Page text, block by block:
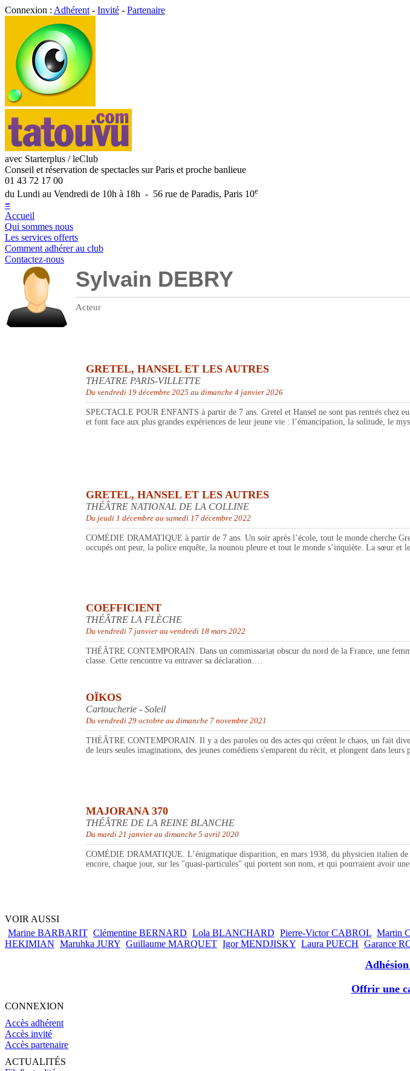
Connexion : Adhérent - Invité - Partenaire
avec Starterplus / leClub
Conseil et réservation de spectacles sur Paris et proche banlieue
01 43 72 17 00
du Lundi au Vendredi de 10h à 18h - 56 rue de Paradis, Paris 10e
≡
Accueil
Qui sommes nous
Les services offerts
Comment adhérer au club
Contactez-nous
Sylvain DEBRY
Acteur
GRETEL, HANSEL ET LES AUTRES
THEATRE PARIS-VILLETTE
Du vendredi 19 décembre 2025 au dimanche 4 janvier 2026
SPECTACLE POUR ENFANTS à partir de 7 ans. Gretel et Hansel ne sont pas rentrés
et font face aux plus grandes expériences de leur jeune vie : l’émancipation, la solitude, le
GRETEL, HANSEL ET LES AUTRES
THÉÂTRE NATIONAL DE LA COLLINE
Du jeudi 1 décembre au samedi 17 décembre 2022
COMÉDIE DRAMATIQUE à partir de 7 ans. Un soir après l’école, tout le monde cherche
occupés ont peur, la police enquête, la nounou pleure et tout le monde s’inquiète. La sœur
COEFFICIENT
THÉÂTRE LA FLÈCHE
Du vendredi 7 janvier au vendredi 18 mars 2022
THÉÂTRE CONTEMPORAIN. Dans un commissariat obscur du nord de la France, une
classe. Cette rencontre va entraver sa déclaration….
OÏKOS
Cartoucherie - Soleil
Du vendredi 29 octobre au dimanche 7 novembre 2021
THÉÂTRE CONTEMPORAIN. Il y a des paroles ou des actes qui créent le chaos, un fait
de leurs seules imaginations, des jeunes comédiens s'emparent du récit, et plongent dans leurs
MAJORANA 370
THÉÂTRE DE LA REINE BLANCHE
Du mardi 21 janvier au dimanche 5 avril 2020
COMÉDIE DRAMATIQUE. L’énigmatique disparition, en mars 1938, du physicien italien de
encore, chaque jour, sur les "quasi-particules" qui portent son nom, et qui pourraient avoir
VOIR AUSSI
Marine BARBARIT Clémentine BERNARD Lola BLANCHARD Pierre-Victor CABROL Martin
HEKIMIAN Maruhka JURY Guillaume MARQUET Igor MENDJISKY Laura PUECH Garance
Offrir une
CONNEXION
Accès adhérent
Accès invité
Accès partenaire
ACTUALITÉS